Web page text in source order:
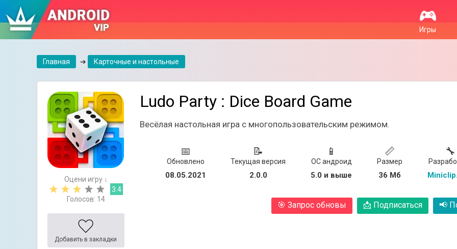
Игры
Главная ➔ Карточные и настольные
Оцени игру ↓
3.4
Голосов: 14
Добавить в закладки
Ludo Party : Dice Board Game
Весёлая настольная игра с многопользовательским режимом.
📅
Обновлено
08.05.2021
📝
Текущая версия
2.0.0
📱
ОС андроид
5.0 и выше
📏
Размер
36 Мб
🔧
🎯 Запрос обновы 📩 Подписаться 📢